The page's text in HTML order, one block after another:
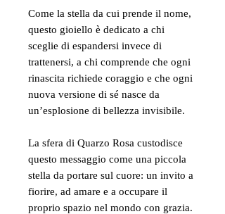
Come la stella da cui prende il nome,
questo gioiello è dedicato a chi
sceglie di espandersi invece di
trattenersi, a chi comprende che ogni
rinascita richiede coraggio e che ogni
nuova versione di sé nasce da
un’esplosione di bellezza invisibile.
La sfera di Quarzo Rosa custodisce
questo messaggio come una piccola
stella da portare sul cuore: un invito a
fiorire, ad amare e a occupare il
proprio spazio nel mondo con grazia.